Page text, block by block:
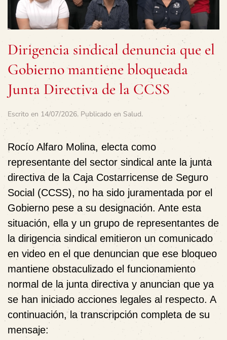
Dirigencia sindical denuncia que el
Gobierno mantiene bloqueada
Junta Directiva de la CCSS
Escrito en 14/07/2026. Publicado en Salud.
Rocío Alfaro Molina, electa como
representante del sector sindical ante la junta
directiva de la Caja Costarricense de Seguro
Social (CCSS), no ha sido juramentada por el
Gobierno pese a su designación. Ante esta
situación, ella y un grupo de representantes de
la dirigencia sindical emitieron un comunicado
en video en el que denuncian que ese bloqueo
mantiene obstaculizado el funcionamiento
normal de la junta directiva y anuncian que ya
se han iniciado acciones legales al respecto. A
continuación, la transcripción completa de su
mensaje: